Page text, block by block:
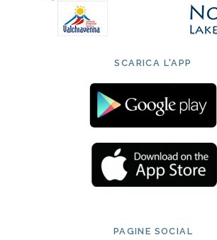
SCARICA L'APP
PAGINE SOCIAL